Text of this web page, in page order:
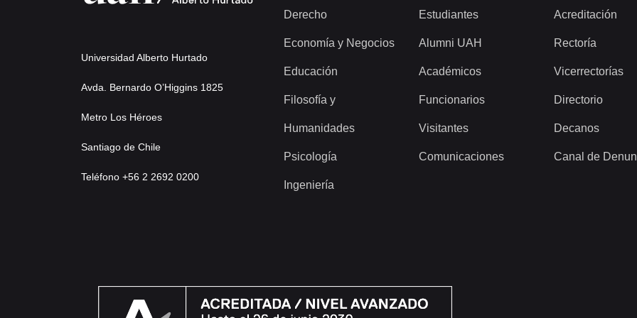
Universidad Alberto Hurtado
Avda. Bernardo O’Higgins 1825
Metro Los Héroes
Santiago de Chile
Teléfono +56 2 2692 0200
Derecho
Economía y Negocios
Educación
Filosofía y
Humanidades
Psicología
Ingeniería
Estudiantes
Alumni UAH
Académicos
Funcionarios
Visitantes
Comunicaciones
Acreditación
Rectoría
Vicerrectorías
Directorio
Decanos
Canal de